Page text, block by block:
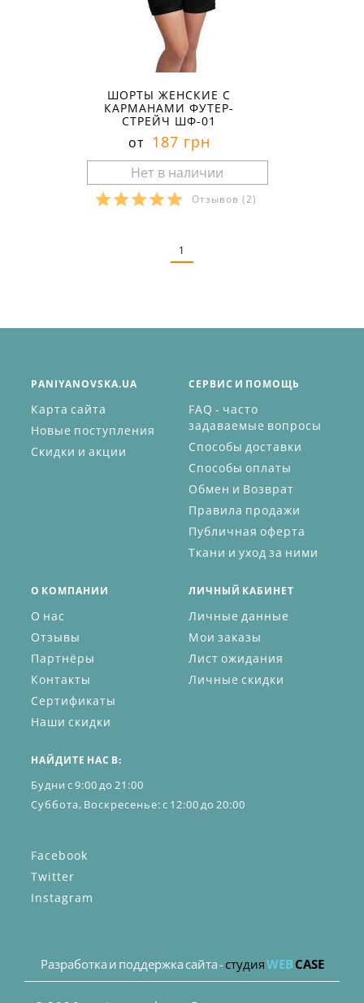
ШОРТЫ ЖЕНСКИЕ С
КАРМАНАМИ ФУТЕР-
СТРЕЙЧ ШФ-01
от 187 грн
Отзывов (2)
1
PANIYANOVSKA.UA
Карта сайта
Новые поступления
Скидки и акции
СЕРВИС И ПОМОЩЬ
FAQ - часто
задаваемые вопросы
Способы доставки
Способы оплаты
Обмен и Возврат
Правила продажи
Публичная оферта
Ткани и уход за ними
О КОМПАНИИ
О нас
Отзывы
Партнёры
Контакты
Сертификаты
Наши скидки
ЛИЧНЫЙ КАБИНЕТ
Личные данные
Мои заказы
Лист ожидания
Личные скидки
НАЙДИТЕ НАС В:
Будни с 9:00 до 21:00
Суббота, Воскресенье: с 12:00 до 20:00
Facebook
Twitter
Instagram
Разработка и поддержка сайта -студияWEB CASE